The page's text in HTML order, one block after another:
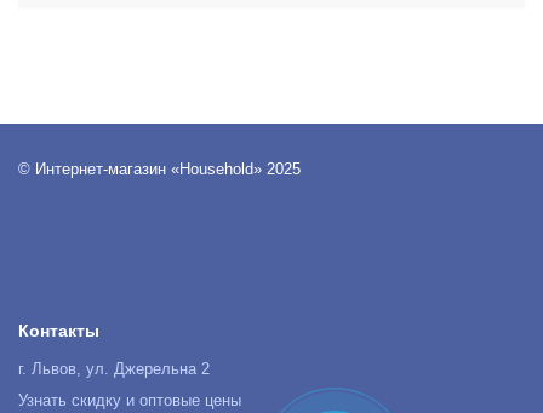
© Интернет-магазин «Household» 2025
Контакты
г. Львов, ул. Джерельна 2
Узнать скидку и оптовые цены